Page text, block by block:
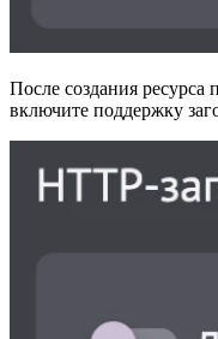
После создания ресурса
включите поддержку